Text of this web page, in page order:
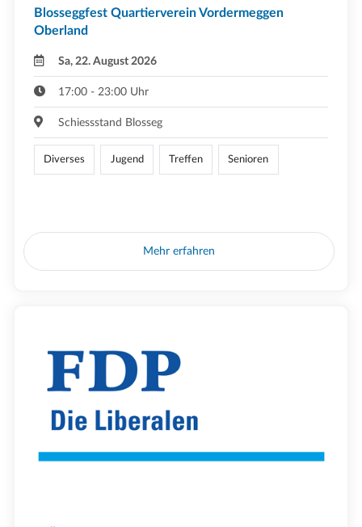
Blosseggfest Quartierverein Vordermeggen
Oberland
Sa, 22. August 2026
17:00 - 23:00 Uhr
Schiessstand Blosseg
Diverses Jugend Treffen Senioren
Mehr erfahren